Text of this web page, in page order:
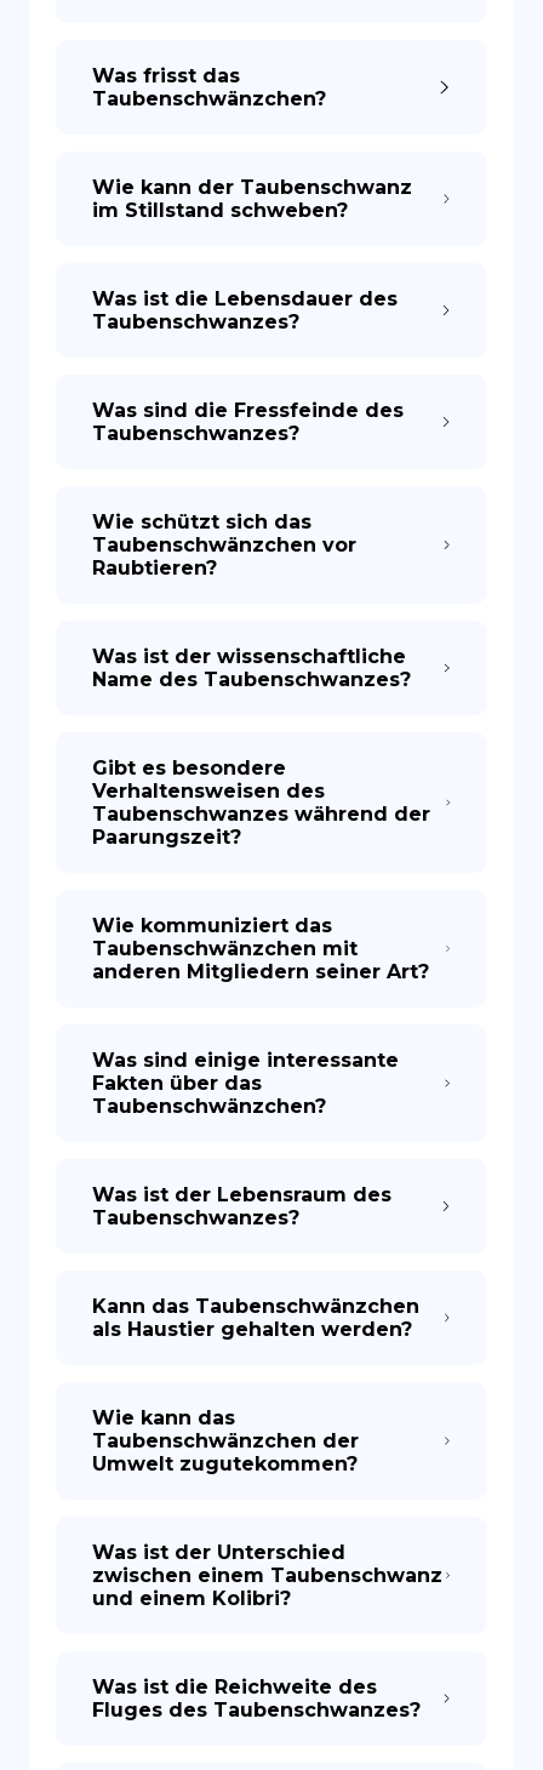
Was frisst das
Taubenschwänzchen?
Wie kann der Taubenschwanz
im Stillstand schweben?
Was ist die Lebensdauer des
Taubenschwanzes?
Was sind die Fressfeinde des
Taubenschwanzes?
Wie schützt sich das
Taubenschwänzchen vor
Raubtieren?
Was ist der wissenschaftliche
Name des Taubenschwanzes?
Gibt es besondere
Verhaltensweisen des
Taubenschwanzes während der
Paarungszeit?
Wie kommuniziert das
Taubenschwänzchen mit
anderen Mitgliedern seiner Art?
Was sind einige interessante
Fakten über das
Taubenschwänzchen?
Was ist der Lebensraum des
Taubenschwanzes?
Kann das Taubenschwänzchen
als Haustier gehalten werden?
Wie kann das
Taubenschwänzchen der
Umwelt zugutekommen?
Was ist der Unterschied
zwischen einem Taubenschwanz
und einem Kolibri?
Was ist die Reichweite des
Fluges des Taubenschwanzes?